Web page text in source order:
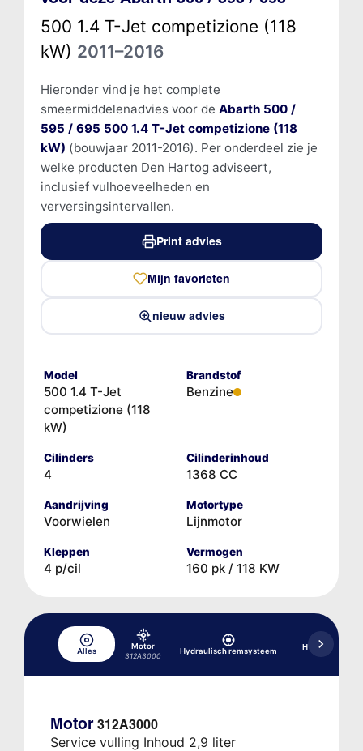
500 1.4 T-Jet competizione (118
kW) 2011–2016
Hieronder vind je het complete
smeermiddelenadvies voor de Abarth 500 /
595 / 695 500 1.4 T-Jet competizione (118
kW) (bouwjaar 2011-2016). Per onderdeel zie je
welke producten Den Hartog adviseert,
inclusief vulhoeveelheden en
verversingsintervallen.
Print advies
Mijn favorieten
nieuw advies
Model
500 1.4 T-Jet
competizione (118
kW)
Brandstof
Benzine
Cilinders
4
Cilinderinhoud
1368 CC
Aandrijving
Voorwielen
Motortype
Lijnmotor
Kleppen
4 p/cil
Vermogen
160 pk / 118 KW
Alles
Motor
312A3000
Hydraulisch remsysteem
Hydraulische
Motor 312A3000
Service vulling Inhoud 2,9 liter